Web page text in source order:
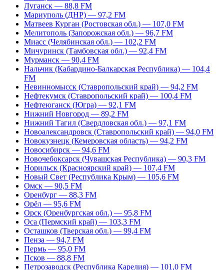
Луганск — 88,8 FM
Мариуполь (ДНР) — 97,2 FM
Матвеев Курган (Ростовская обл.) — 107,0 FM
Мелитополь (Запорожская обл.) — 96,7 FM
Миасс (Челябинская обл.) — 102,2 FM
Мичуринск (Тамбовская обл.) — 92,4 FM
Мурманск — 90,4 FM
Нальчик (Кабардино-Балкарская Республика) — 104,4
FM
Невинномысск (Ставропольский край) — 94,2 FM
Нефтекумск (Ставропольский край) — 100,4 FM
Нефтеюганск (Югра) — 92,1 FM
Нижний Новгород — 89,2 FM
Нижний Тагил (Свердловская обл.) — 97,1 FM
Новоалександровск (Ставропольский край) — 94,0 FM
Новокузнецк (Кемеровская область) — 94,2 FM
Новосибирск — 94,6 FM
Новочебоксарск (Чувашская Республика) — 90,3 FM
Норильск (Красноярский край) — 107,4 FM
Новый Свет (Республика Крым) — 105,6 FM
Омск — 90,5 FM
Оренбург — 88,3 FM
Орёл — 95,6 FM
Орск (Оренбургская обл.) — 95,8 FM
Оса (Пермский край) — 103,3 FM
Осташков (Тверская обл.) — 99,4 FM
Пенза — 94,7 FM
Пермь — 95,0 FM
Псков — 88,8 FM
Петрозаводск (Республика Карелия) — 101,0 FM